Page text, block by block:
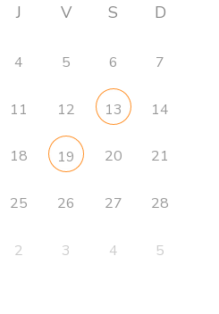
J V S D
4 5 6 7
11 12 13 14
18 19 20 21
25 26 27 28
2 3 4 5